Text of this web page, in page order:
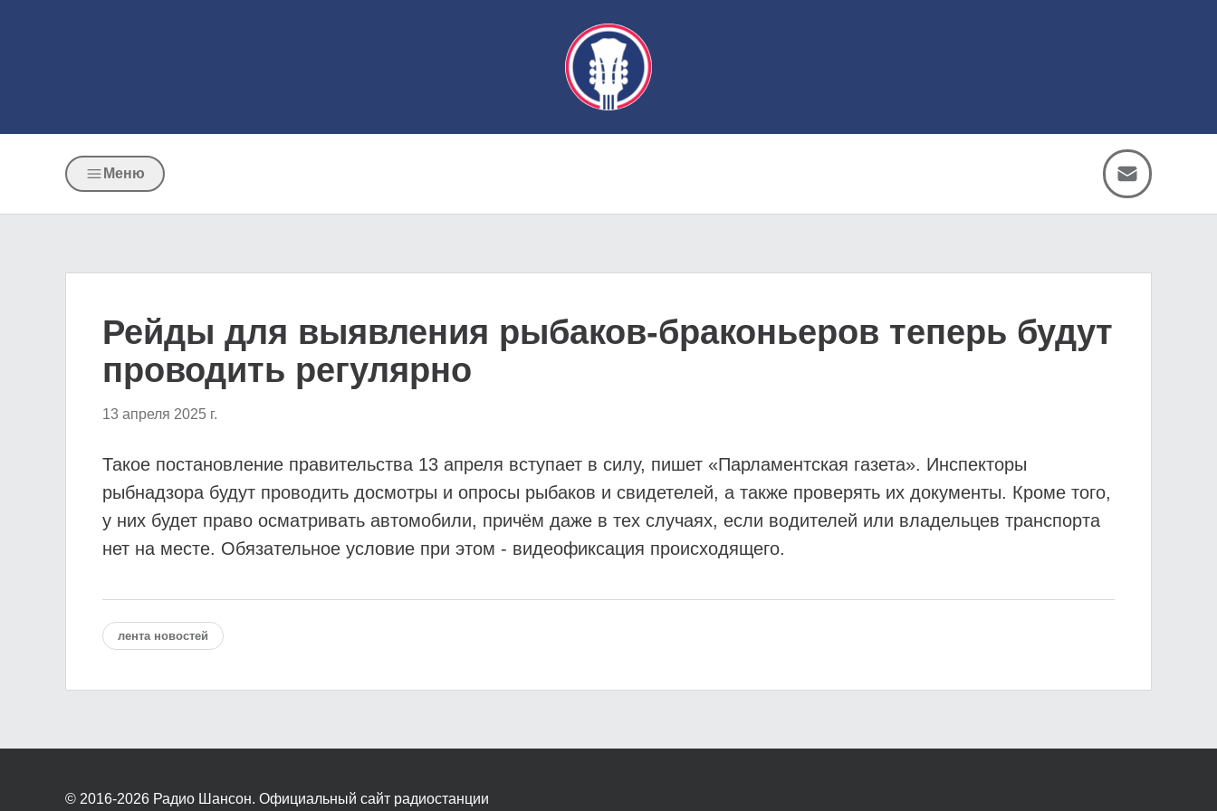
Меню
Рейды для выявления рыбаков-браконьеров теперь будут
проводить регулярно
13 апреля 2025 г.
Такое постановление правительства 13 апреля вступает в силу, пишет «Парламентская газета». Инспекторы
рыбнадзора будут проводить досмотры и опросы рыбаков и свидетелей, а также проверять их документы. Кроме того,
у них будет право осматривать автомобили, причём даже в тех случаях, если водителей или владельцев транспорта
нет на месте. Обязательное условие при этом - видеофиксация происходящего.
лента новостей
© 2016-2026 Радио Шансон. Официальный сайт радиостанции